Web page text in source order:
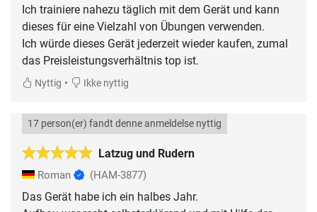
Ich trainiere nahezu täglich mit dem Gerät und kann
dieses für eine Vielzahl von Übungen verwenden.
Ich würde dieses Gerät jederzeit wieder kaufen, zumal
das Preisleistungsverhältnis top ist.
Nyttig • Ikke nyttig
Latzug und Rudern
17 person(er) fandt denne anmeldelse nyttig
Roman (HAM-3877)
Das Gerät habe ich ein halbes Jahr.